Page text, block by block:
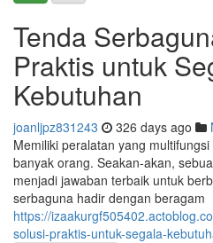
Tenda
Praktis untuk
Kebutuhan
joanljpz831243 326 days ago
Memiliki peralatan yang
banyak orang. Seakan-akan,
menjadi jawaban terbaik untuk
serbaguna hadir dengan beragam
https://
solusi-praktis-untuk-segala-